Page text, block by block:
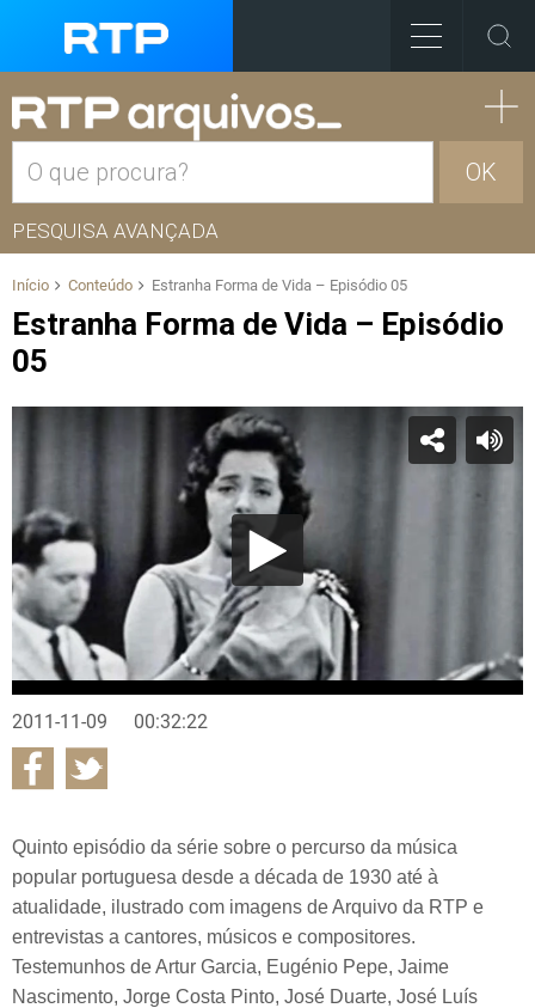
OK
PESQUISA AVANÇADA
Início Conteúdo Estranha Forma de Vida – Episódio 05
Estranha Forma de Vida – Episódio
05
2011-11-09 00:32:22
Quinto episódio da série sobre o percurso da música
popular portuguesa desde a década de 1930 até à
atualidade, ilustrado com imagens de Arquivo da RTP e
entrevistas a cantores, músicos e compositores.
Testemunhos de Artur Garcia, Eugénio Pepe, Jaime
Nascimento, Jorge Costa Pinto, José Duarte, José Luís